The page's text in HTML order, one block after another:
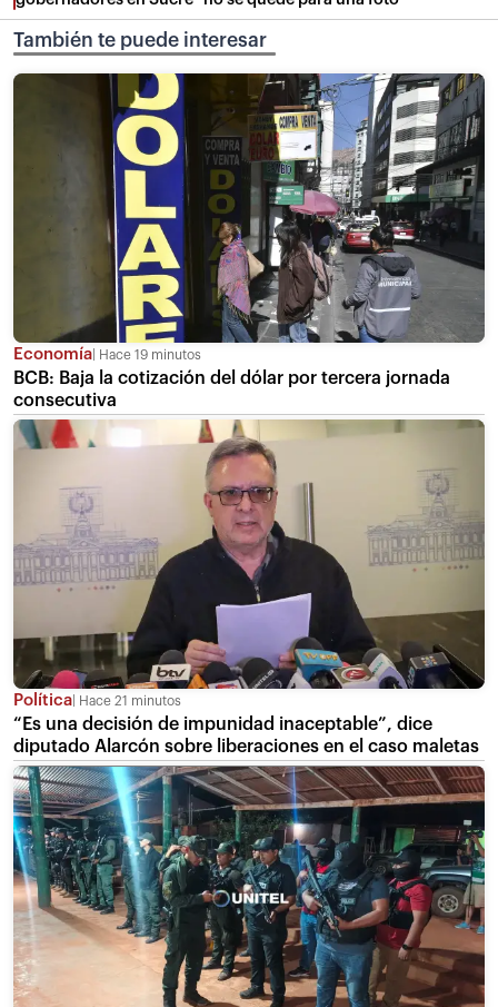
También te puede interesar
Economía Hace 19 minutos
BCB: Baja la cotización del dólar por tercera jornada
consecutiva
Política Hace 21 minutos
“Es una decisión de impunidad inaceptable”, dice
diputado Alarcón sobre liberaciones en el caso maletas